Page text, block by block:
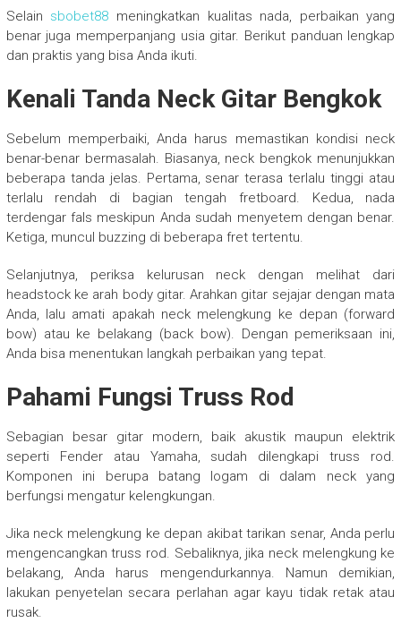
Selain sbobet88 meningkatkan kualitas nada, perbaikan yang
benar juga memperpanjang usia gitar. Berikut panduan lengkap
dan praktis yang bisa Anda ikuti.
Kenali Tanda Neck Gitar Bengkok
Sebelum memperbaiki, Anda harus memastikan kondisi neck
benar-benar bermasalah. Biasanya, neck bengkok menunjukkan
beberapa tanda jelas. Pertama, senar terasa terlalu tinggi atau
terlalu rendah di bagian tengah fretboard. Kedua, nada
terdengar fals meskipun Anda sudah menyetem dengan benar.
Ketiga, muncul buzzing di beberapa fret tertentu.
Selanjutnya, periksa kelurusan neck dengan melihat dari
headstock ke arah body gitar. Arahkan gitar sejajar dengan mata
Anda, lalu amati apakah neck melengkung ke depan (forward
bow) atau ke belakang (back bow). Dengan pemeriksaan ini,
Anda bisa menentukan langkah perbaikan yang tepat.
Pahami Fungsi Truss Rod
Sebagian besar gitar modern, baik akustik maupun elektrik
seperti Fenderatau Yamaha, sudah dilengkapi truss rod.
Komponen ini berupa batang logam di dalam neck yang
berfungsi mengatur kelengkungan.
Jika neck melengkung ke depan akibat tarikan senar, Anda perlu
mengencangkan truss rod. Sebaliknya, jika neck melengkung ke
belakang, Anda harus mengendurkannya. Namun demikian,
lakukan penyetelan secara perlahan agar kayu tidak retak atau
rusak.